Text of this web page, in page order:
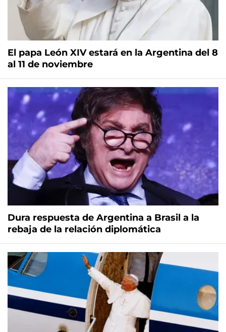
El papa León XIV estará en la Argentina del 8
al 11 de noviembre
Dura respuesta de Argentina a Brasil a la
rebaja de la relación diplomática